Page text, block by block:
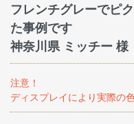
フレンチグレーでピ
た事例です
神奈川県 ミッチー 様
注意！
ディスプレイにより実際の